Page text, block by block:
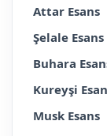
Attar Esans
Şelale Esans
Buhara
Kureyşi
Musk Esans